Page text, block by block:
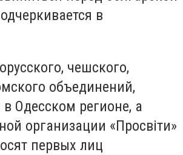
в
чешского,
объединений,
Одесском регионе, а
организации «Просвіти»
первых лиц